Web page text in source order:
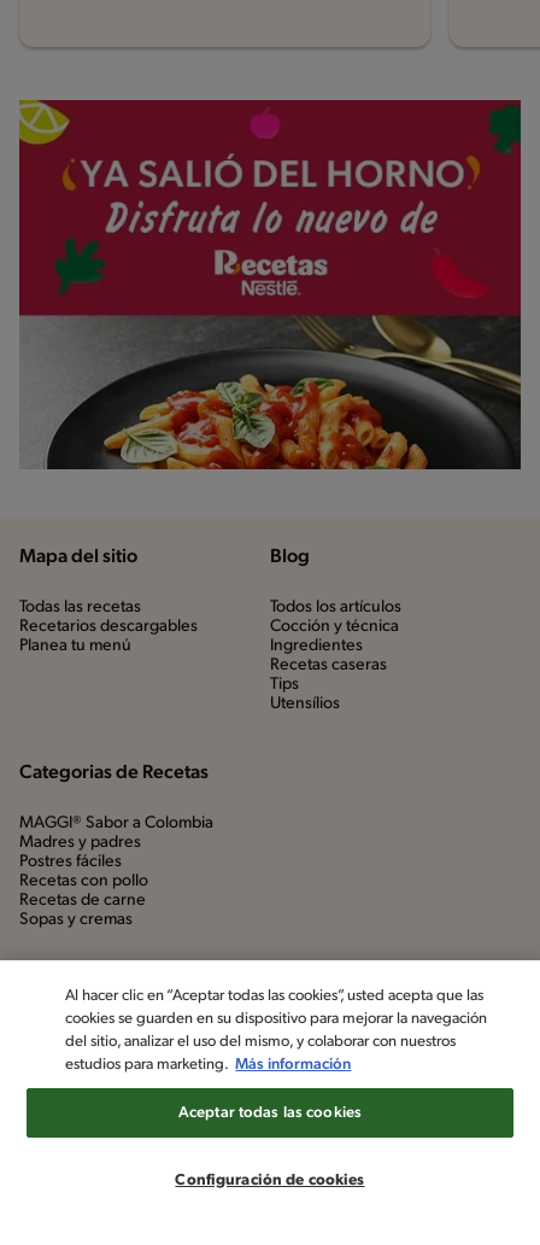
Mapa del sitio
Todas las recetas
Recetarios descargables
Planea tu menú
Blog
Todos los artículos
Cocción y técnica
Ingredientes
Recetas caseras
Tips
Utensílios
Categorias de Recetas
MAGGI® Sabor a Colombia
Madres y padres
Postres fáciles
Recetas con pollo
Recetas de carne
Sopas y cremas
©2022, Nestlé. Marcas registradas por Société dels Produits Nestlé,
Al hacer clic en “Aceptar todas las cookies”, usted acepta que las
cookies se guarden en su dispositivo para mejorar la navegación
del sitio, analizar el uso del mismo, y colaborar con nuestros
estudios para marketing. Más información
Configuración de cookies
Aceptar todas las cookies